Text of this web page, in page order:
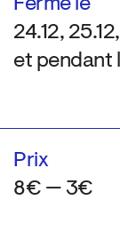
Fermé le
24.12,
et pendant
Prix
8€ — 3€